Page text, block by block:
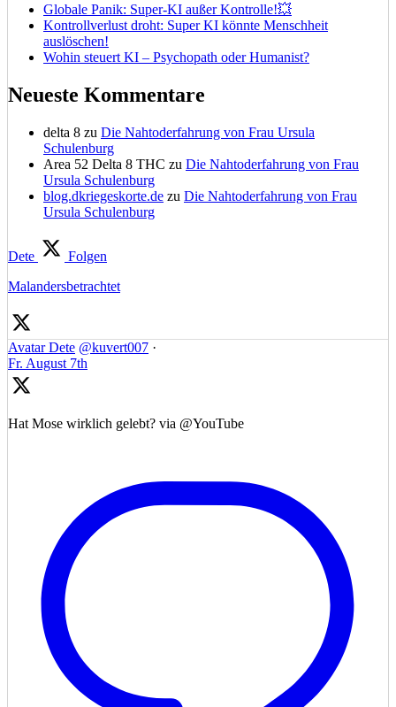
Globale Panik: Super-KI außer Kontrolle!💥
Kontrollverlust droht: Super KI könnte Menschheit
auslöschen!
Wohin steuert KI – Psychopath oder Humanist?
Neueste Kommentare
delta 8 zu Die Nahtoderfahrung von Frau Ursula
Schulenburg
Area 52 Delta 8 THC zu Die Nahtoderfahrung von Frau
Ursula Schulenburg
blog.dkriegeskorte.de zu Die Nahtoderfahrung von Frau
Ursula Schulenburg
Dete
Folgen
Malandersbetrachtet
Avatar Dete @kuvert007 ·
Fr. August 7th
Hat Mose wirklich gelebt? via @YouTube